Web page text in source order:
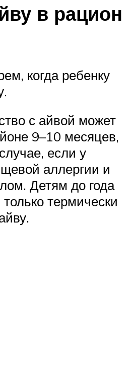
в рацион
когда ребенку
с айвой может
9–10 месяцев,
если у
аллергии и
Детям до года
термически